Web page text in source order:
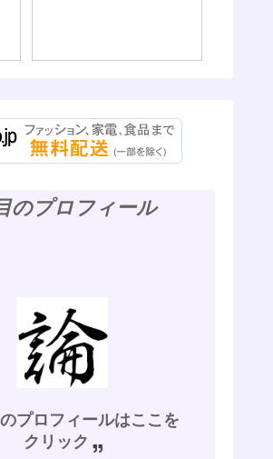
のプロフィール
プロフィールはここを
クリック